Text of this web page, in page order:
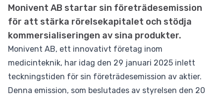
Monivent AB startar sin företrädesemission
för att stärka rörelsekapitalet och stödja
kommersialiseringen av sina produkter.
Monivent AB, ett innovativt företag inom
medicinteknik, har idag den 29 januari 2025 inlett
teckningstiden för sin företrädesemission av aktier.
Denna emission, som beslutades av styrelsen den 20